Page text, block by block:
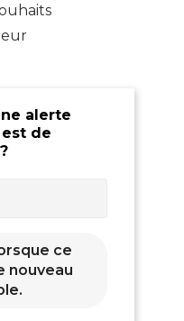
alerte
de
ce
nouveau